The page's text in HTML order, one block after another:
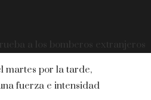
a los bomberos extranjeros
martes por la tarde,
fuerza e intensidad